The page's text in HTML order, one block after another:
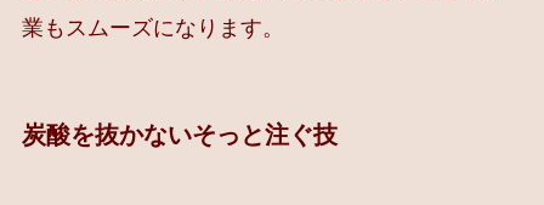
業もスムーズになります。
炭酸を抜かないそっと注ぐ技